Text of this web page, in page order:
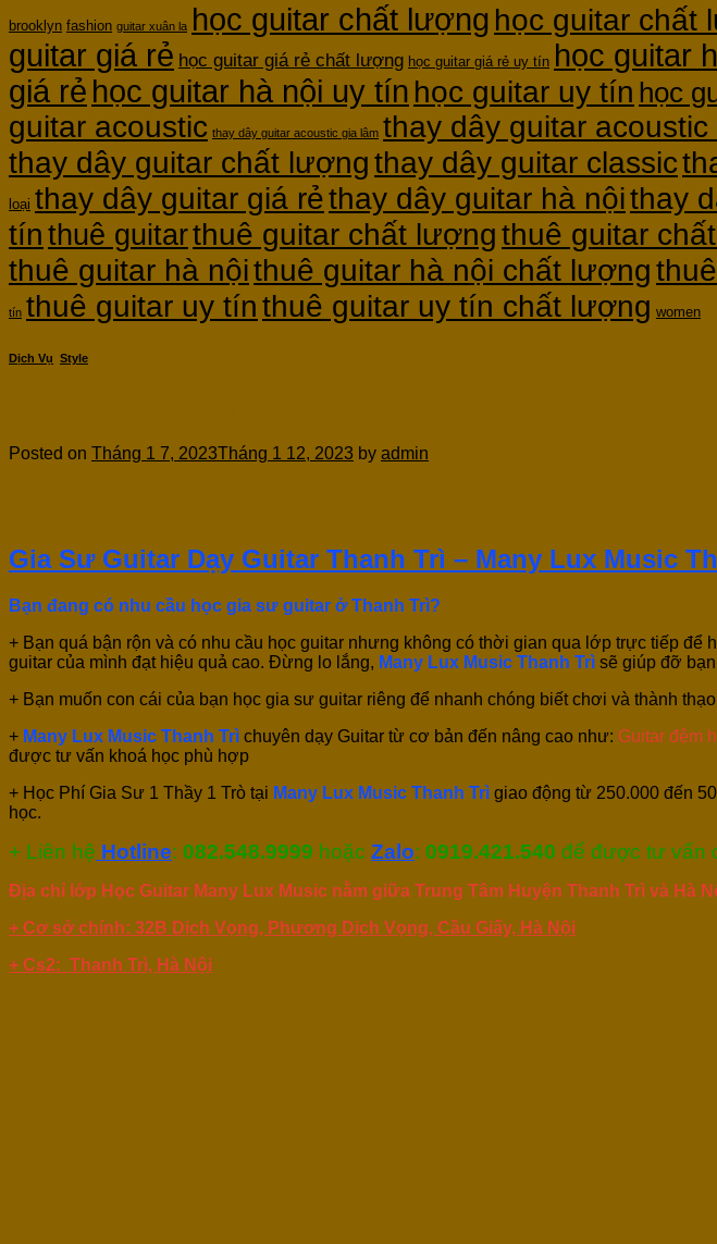
brooklyn fashion guitar xuân la học guitar chất lượng học guitar chất
guitar giá rẻ học guitar giá rẻ chất lượng học guitar giá rẻ uy tín học guitar
giá rẻ học guitar hà nội uy tín học guitar uy tín học
guitar acoustic thay dây guitar acoustic gia lâm thay dây guitar acoustic
thay dây guitar chất lượngthay dây guitar classic
loại thay dây guitar giá rẻthay dây guitar hà nộithay
tín thuê guitarthuê guitar chất lượngthuê guitar
thuê guitar hà nộithuê guitar hà nội chất lượng
tín thuê guitar uy tínthuê guitar uy tín chất lượng women
Dịch Vụ Style
Posted on Tháng 1 7, 2023Tháng 1 12, 2023 by admin
Gia Sư Guitar Dạy Guitar Thanh Trì – Many Lux Music
Bạn đang có nhu cầu học gia sư guitar ở Thanh Trì?
+ Bạn quá bận rộn và có nhu cầu học guitar nhưng không có thời gian qua lớp trực tiếp
guitar của mình đạt hiệu quả cao. Đừng lo lắng, Many Lux Music Thanh Trì sẽ giúp đỡ
+ Bạn muốn con cái của bạn học gia sư guitar riêng để nhanh chóng biết chơi và thành
+ Many Lux Music Thanh Trì chuyên dạy Guitar từ cơ bản đến nâng cao như: Guitar đệm
được tư vấn khoá học phù hợp
+ Học Phí Gia Sư 1 Thầy 1 Trò tại Many Lux Music Thanh Trì giao động từ 250.000 đến
học.
+ Liên hệ Hotline: 082.548.9999 hoặc Zalo: 0919.421.540 để được tư vấn
Địa chỉ lớp Học Guitar Many Lux Music nằm giữa Trung Tâm Huyện Thanh Trì và Hà
+ Cơ sở chính: 32B Dịch Vọng, Phương Dịch Vọng, Cầu Giấy, Hà Nội
+ Cs2: Thanh Trì, Hà Nội